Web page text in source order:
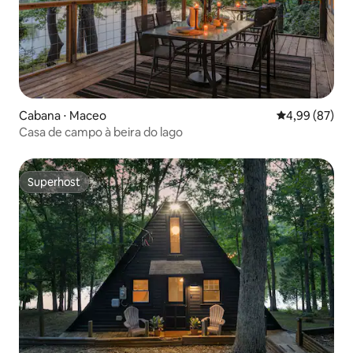
Cabana ⋅ Maceo 4,99 de uma
4,99 (87)
Casa de campo à beira do lago
Superhost
Superhost